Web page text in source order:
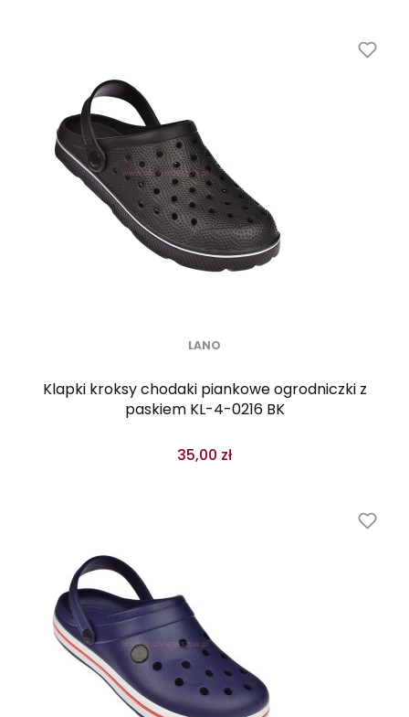
LANO
Klapki kroksy chodaki piankowe ogrodniczki z
paskiem KL-4-0216 BK
35,00 zł